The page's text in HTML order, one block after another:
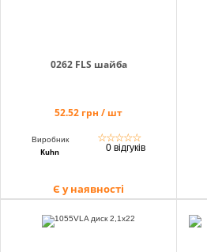
0262 FLS шайба
52.52 грн / шт
Виробник
Kuhn
☆☆☆☆☆
0 відгуків
Є у наявності